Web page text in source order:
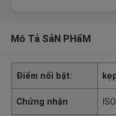
Mô Tả SảN PHẩM
Điểm nổi bật:
Chứng nhận